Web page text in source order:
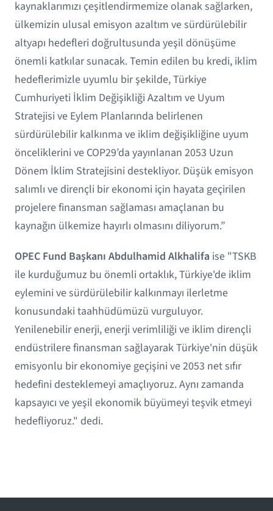
kaynaklarımızı çeşitlendirmemize olanak sağlarken,
ülkemizin ulusal emisyon azaltım ve sürdürülebilir
altyapı hedefleri doğrultusunda yeşil dönüşüme
önemli katkılar sunacak. Temin edilen bu kredi, iklim
hedeflerimizle uyumlu bir şekilde, Türkiye
Cumhuriyeti İklim Değişikliği Azaltım ve Uyum
Stratejisi ve Eylem Planlarında belirlenen
sürdürülebilir kalkınma ve iklim değişikliğine uyum
önceliklerini ve COP29’da yayınlanan 2053 Uzun
Dönem İklim Stratejisini destekliyor. Düşük emisyon
salımlı ve dirençli bir ekonomi için hayata geçirilen
projelere finansman sağlaması amaçlanan bu
kaynağın ülkemize hayırlı olmasını diliyorum.”
OPEC Fund Başkanı Abdulhamid Alkhalifa ise "TSKB
ile kurduğumuz bu önemli ortaklık, Türkiye'de iklim
eylemini ve sürdürülebilir kalkınmayı ilerletme
konusundaki taahhüdümüzü vurguluyor.
Yenilenebilir enerji, enerji verimliliği ve iklim dirençli
endüstrilere finansman sağlayarak Türkiye'nin düşük
emisyonlu bir ekonomiye geçişini ve 2053 net sıfır
hedefini desteklemeyi amaçlıyoruz. Aynı zamanda
kapsayıcı ve yeşil ekonomik büyümeyi teşvik etmeyi
hedefliyoruz." dedi.